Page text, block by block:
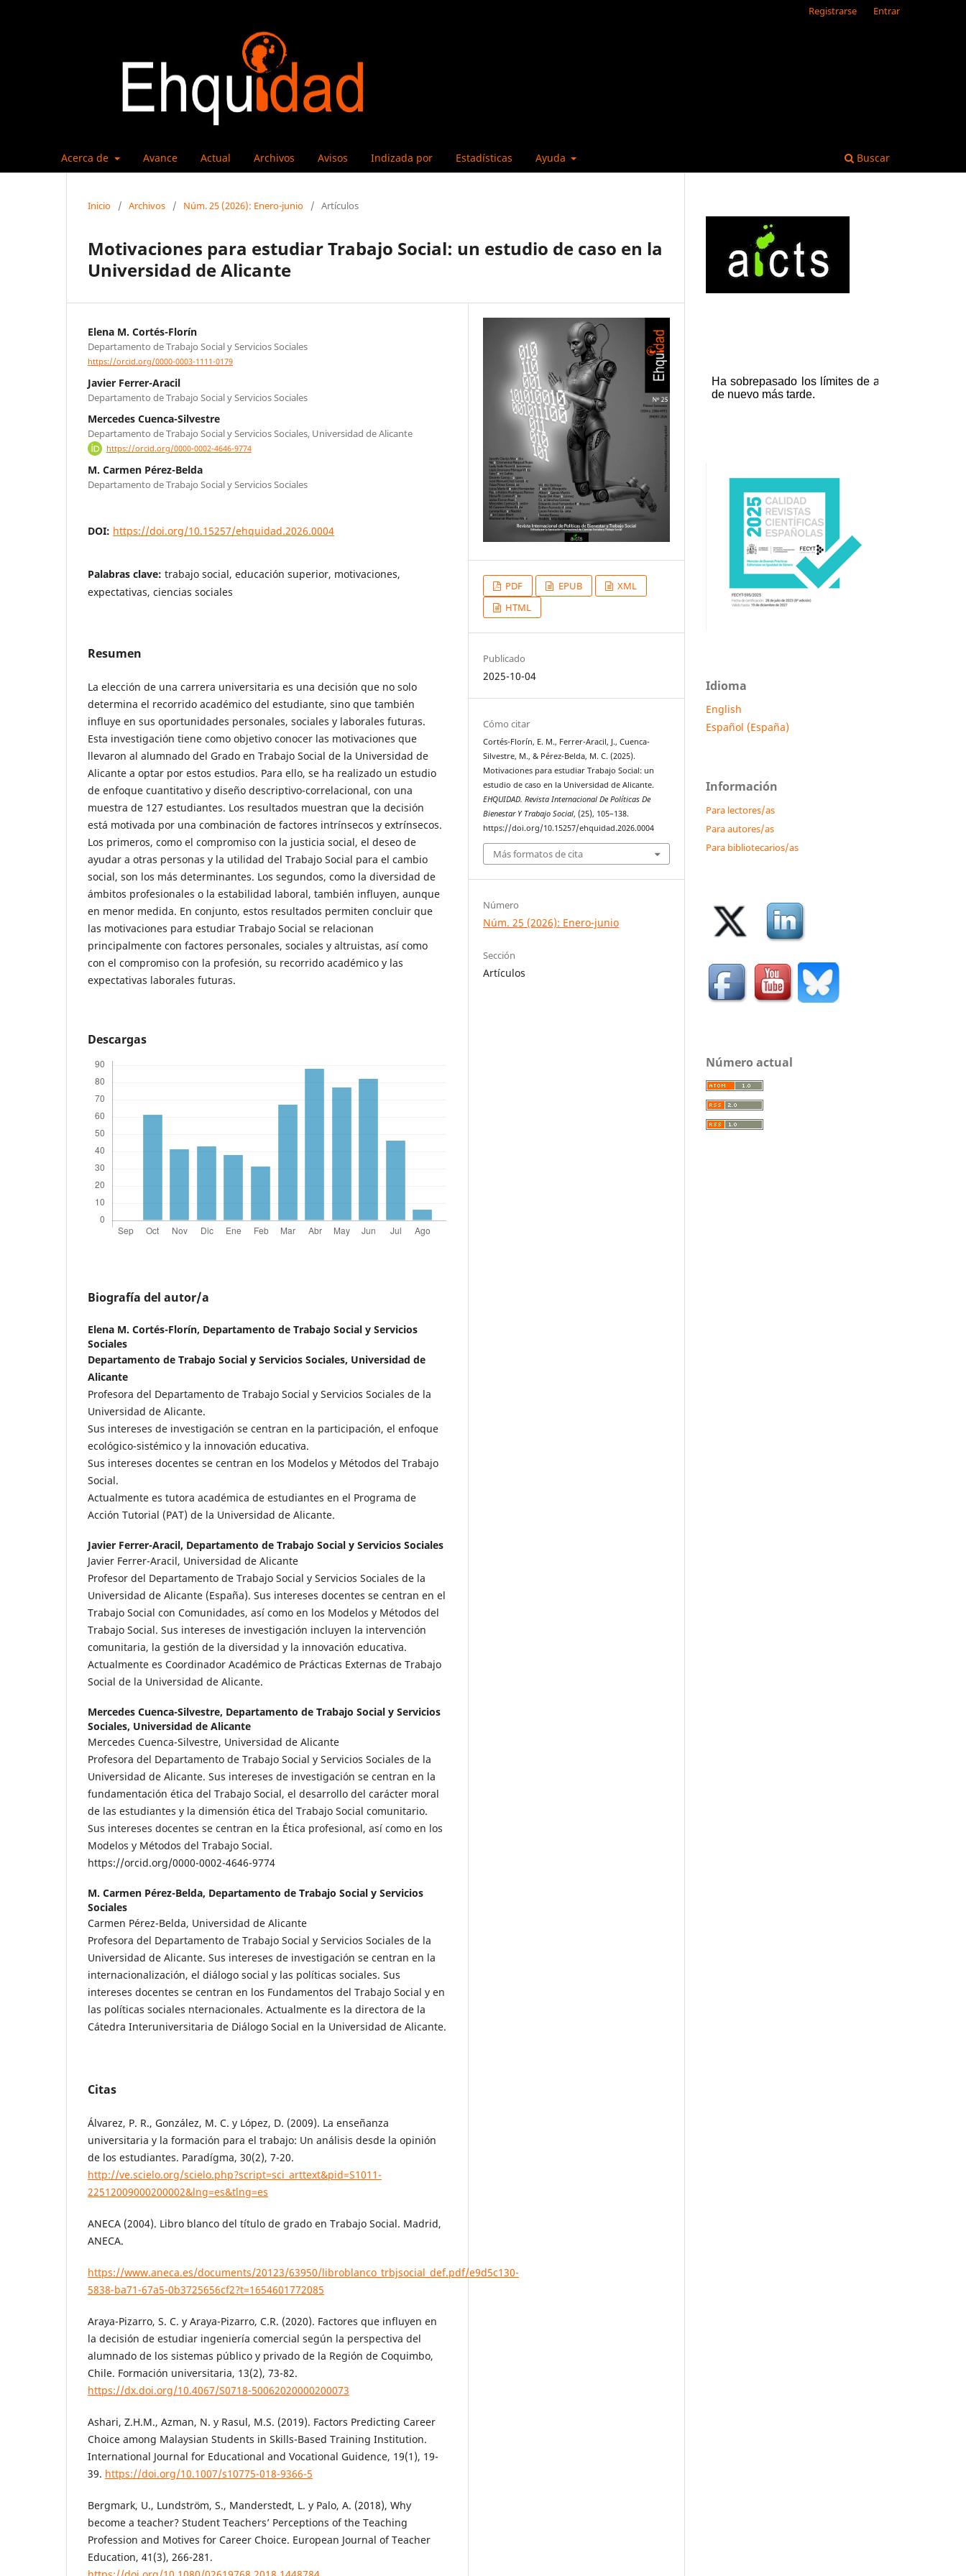
Acerca de Avance Actual Archivos Avisos Indizada por Estadísticas Ayuda Buscar
Registrarse Entrar
Inicio / Archivos / Núm. 25 (2026): Enero-junio / Artículos
Motivaciones para estudiar Trabajo Social: un estudio de caso en la
Universidad de Alicante
Elena M. Cortés-Florín
Departamento de Trabajo Social y Servicios Sociales
https://orcid.org/0000-0003-1111-0179
Javier Ferrer-Aracil
Departamento de Trabajo Social y Servicios Sociales
Mercedes Cuenca-Silvestre
Departamento de Trabajo Social y Servicios Sociales, Universidad de Alicante
https://orcid.org/0000-0002-4646-9774
M. Carmen Pérez-Belda
Departamento de Trabajo Social y Servicios Sociales
DOI: https://doi.org/10.15257/ehquidad.2026.0004
Palabras clave: trabajo social, educación superior, motivaciones,
expectativas, ciencias sociales
Resumen
La elección de una carrera universitaria es una decisión que no solo
determina el recorrido académico del estudiante, sino que también
influye en sus oportunidades personales, sociales y laborales futuras.
Esta investigación tiene como objetivo conocer las motivaciones que
llevaron al alumnado del Grado en Trabajo Social de la Universidad de
Alicante a optar por estos estudios. Para ello, se ha realizado un estudio
de enfoque cuantitativo y diseño descriptivo-correlacional, con una
muestra de 127 estudiantes. Los resultados muestran que la decisión
está motivada por una combinación de factores intrínsecos y extrínsecos.
Los primeros, como el compromiso con la justicia social, el deseo de
ayudar a otras personas y la utilidad del Trabajo Social para el cambio
social, son los más determinantes. Los segundos, como la diversidad de
ámbitos profesionales o la estabilidad laboral, también influyen, aunque
en menor medida. En conjunto, estos resultados permiten concluir que
las motivaciones para estudiar Trabajo Social se relacionan
principalmente con factores personales, sociales y altruistas, así como
con el compromiso con la profesión, su recorrido académico y las
expectativas laborales futuras.
Descargas
Biografía del autor/a
Elena M. Cortés-Florín, Departamento de Trabajo Social y Servicios
Sociales
Departamento de Trabajo Social y Servicios Sociales, Universidad de
Alicante
Profesora del Departamento de Trabajo Social y Servicios Sociales de la
Universidad de Alicante.
Sus intereses de investigación se centran en la participación, el enfoque
ecológico-sistémico y la innovación educativa.
Sus intereses docentes se centran en los Modelos y Métodos del Trabajo
Social.
Actualmente es tutora académica de estudiantes en el Programa de
Acción Tutorial (PAT) de la Universidad de Alicante.
Javier Ferrer-Aracil, Departamento de Trabajo Social y Servicios Sociales
Javier Ferrer-Aracil, Universidad de Alicante
Profesor del Departamento de Trabajo Social y Servicios Sociales de la
Universidad de Alicante (España). Sus intereses docentes se centran en el
Trabajo Social con Comunidades, así como en los Modelos y Métodos del
Trabajo Social. Sus intereses de investigación incluyen la intervención
comunitaria, la gestión de la diversidad y la innovación educativa.
Actualmente es Coordinador Académico de Prácticas Externas de Trabajo
Social de la Universidad de Alicante.
Mercedes Cuenca-Silvestre, Departamento de Trabajo Social y Servicios
Sociales, Universidad de Alicante
Mercedes Cuenca-Silvestre, Universidad de Alicante
Profesora del Departamento de Trabajo Social y Servicios Sociales de la
Universidad de Alicante. Sus intereses de investigación se centran en la
fundamentación ética del Trabajo Social, el desarrollo del carácter moral
de las estudiantes y la dimensión ética del Trabajo Social comunitario.
Sus intereses docentes se centran en la Ética profesional, así como en los
Modelos y Métodos del Trabajo Social.
https://orcid.org/0000-0002-4646-9774
M. Carmen Pérez-Belda, Departamento de Trabajo Social y Servicios
Sociales
Carmen Pérez-Belda, Universidad de Alicante
Profesora del Departamento de Trabajo Social y Servicios Sociales de la
Universidad de Alicante. Sus intereses de investigación se centran en la
internacionalización, el diálogo social y las políticas sociales. Sus
intereses docentes se centran en los Fundamentos del Trabajo Social y en
las políticas sociales nternacionales. Actualmente es la directora de la
Cátedra Interuniversitaria de Diálogo Social en la Universidad de Alicante.
Citas
Álvarez, P. R., González, M. C. y López, D. (2009). La enseñanza
universitaria y la formación para el trabajo: Un análisis desde la opinión
de los estudiantes. Paradígma, 30(2), 7-20.
http://ve.scielo.org/scielo.php?script=sci_arttext&pid=S1011-
22512009000200002&lng=es&tlng=es
ANECA (2004). Libro blanco del título de grado en Trabajo Social. Madrid,
ANECA.
https://www.aneca.es/documents/20123/63950/libroblanco_trbjsocial_def.pdf/e9d5c130-
5838-ba71-67a5-0b3725656cf2?t=1654601772085
Araya-Pizarro, S. C. y Araya-Pizarro, C.R. (2020). Factores que influyen en
la decisión de estudiar ingeniería comercial según la perspectiva del
alumnado de los sistemas público y privado de la Región de Coquimbo,
Chile. Formación universitaria, 13(2), 73-82.
https://dx.doi.org/10.4067/S0718-50062020000200073
Ashari, Z.H.M., Azman, N. y Rasul, M.S. (2019). Factors Predicting Career
Choice among Malaysian Students in Skills-Based Training Institution.
International Journal for Educational and Vocational Guidence, 19(1), 19-
39. https://doi.org/10.1007/s10775-018-9366-5
Bergmark, U., Lundström, S., Manderstedt, L. y Palo, A. (2018), Why
become a teacher? Student Teachers’ Perceptions of the Teaching
Profession and Motives for Career Choice. European Journal of Teacher
Education, 41(3), 266-281.
PDF EPUB
XML
HTML
Publicado
2025-10-04
Cómo citar
Cortés-Florín, E. M., Ferrer-Aracil, J., Cuenca-
Silvestre, M., & Pérez-Belda, M. C. (2025).
Motivaciones para estudiar Trabajo Social: un
estudio de caso en la Universidad de Alicante.
EHQUIDAD. Revista Internacional De Políticas De
Bienestar Y Trabajo Social, (25), 105–138.
https://doi.org/10.15257/ehquidad.2026.0004
Más formatos de cita
Número
Núm. 25 (2026): Enero-junio
Sección
Artículos
Idioma
English
Español (España)
Información
Para lectores/as
Para autores/as
Para bibliotecarios/as
Número actual